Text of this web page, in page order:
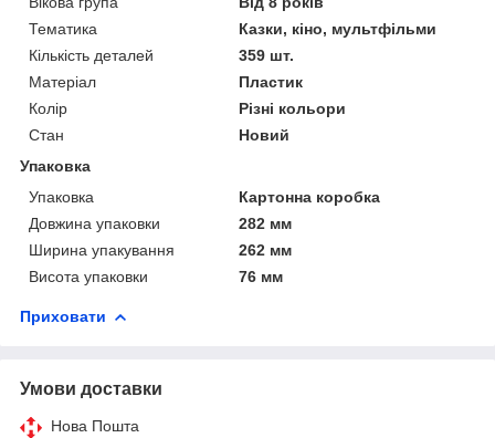
Тематика
Казки, кіно, мультфільми
Кількість деталей
359 шт.
Матеріал
Пластик
Колір
Різні кольори
Стан
Новий
Упаковка
Упаковка
Картонна коробка
Довжина упаковки
282 мм
Ширина упакування
262 мм
Висота упаковки
76 мм
Приховати
Умови доставки
Нова Пошта